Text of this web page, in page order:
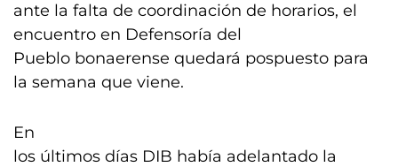
ante la falta de coordinación de horarios, el
encuentro en Defensoría del
Pueblo bonaerense quedará pospuesto para
la semana que viene.
En
los últimos días DIB había adelantado la